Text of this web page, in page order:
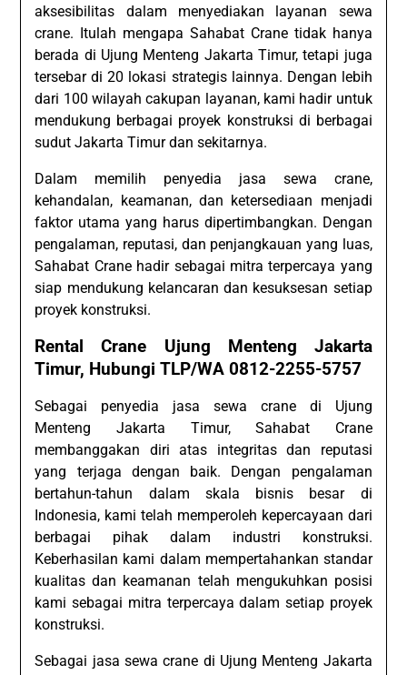
aksesibilitas dalam menyediakan layanan sewa
crane. Itulah mengapa Sahabat Crane tidak hanya
berada di Ujung Menteng Jakarta Timur, tetapi juga
tersebar di 20 lokasi strategis lainnya. Dengan lebih
dari 100 wilayah cakupan layanan, kami hadir untuk
mendukung berbagai proyek konstruksi di berbagai
sudut Jakarta Timur dan sekitarnya.
Dalam memilih penyedia jasa sewa crane,
kehandalan, keamanan, dan ketersediaan menjadi
faktor utama yang harus dipertimbangkan. Dengan
pengalaman, reputasi, dan penjangkauan yang luas,
Sahabat Crane hadir sebagai mitra terpercaya yang
siap mendukung kelancaran dan kesuksesan setiap
proyek konstruksi.
Rental Crane Ujung Menteng Jakarta
Timur, Hubungi TLP/WA 0812-2255-5757
Sebagai penyedia jasa sewa crane di Ujung
Menteng Jakarta Timur, Sahabat Crane
membanggakan diri atas integritas dan reputasi
yang terjaga dengan baik. Dengan pengalaman
bertahun-tahun dalam skala bisnis besar di
Indonesia, kami telah memperoleh kepercayaan dari
berbagai pihak dalam industri konstruksi.
Keberhasilan kami dalam mempertahankan standar
kualitas dan keamanan telah mengukuhkan posisi
kami sebagai mitra terpercaya dalam setiap proyek
konstruksi.
Sebagai jasa sewa crane di Ujung Menteng Jakarta